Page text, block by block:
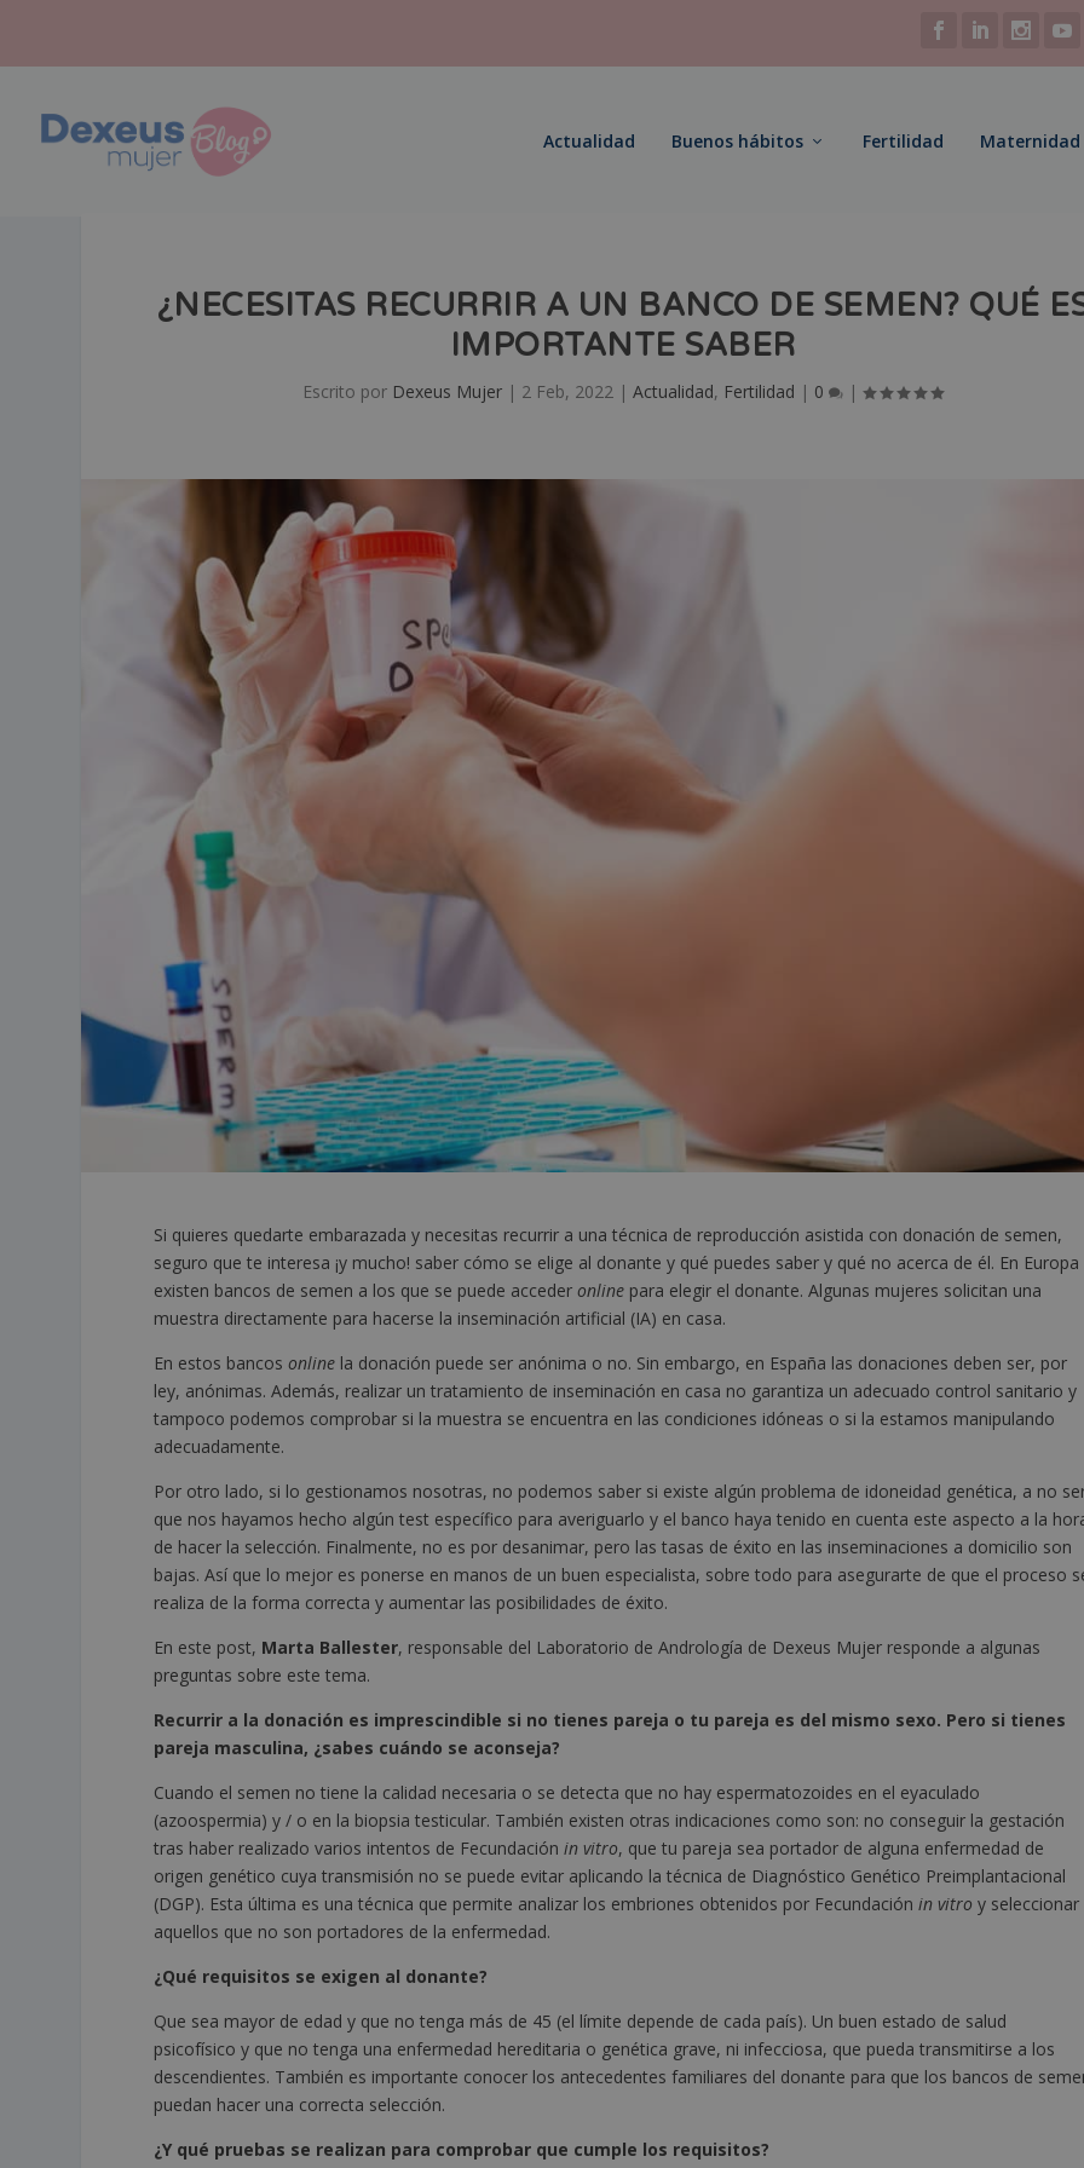
Actualidad Buenos hábitos Fertilidad Maternidad
¿NECESITAS RECURRIR A UN BANCO DE SEMEN? QUÉ
IMPORTANTE SABER
Escrito por Dexeus Mujer | 2 Feb, 2022 |Actualidad, Fertilidad | 0 |
Si quieres quedarte embarazada y necesitas recurrir a una técnica de reproducción asistida con donación de semen,
seguro que te interesa ¡y mucho! saber cómo se elige al donante y qué puedes saber y qué no acerca de él. En Europa
existen bancos de semen a los que se puede accederonline para elegir el donante. Algunas mujeres solicitan una
muestra directamente para hacerse la inseminación artificial (IA) en casa.
En estos bancosonline la donación puede ser anónima o no. Sin embargo, en España las donaciones deben ser, por
ley, anónimas. Además, realizar un tratamiento de inseminación en casa no garantiza un adecuado control sanitario y
tampoco podemos comprobar si la muestra se encuentra en las condiciones idóneas o si la estamos manipulando
adecuadamente.
Por otro lado, si lo gestionamos nosotras, no podemos saber si existe algún problema de idoneidad genética, a no
que nos hayamos hecho algún test específico para averiguarlo y el banco haya tenido en cuenta este aspecto a la
de hacer la selección. Finalmente, no es por desanimar, pero las tasas de éxito en las inseminaciones a domicilio son
bajas. Así que lo mejor es ponerse en manos de un buen especialista, sobre todo para asegurarte de que el proceso
realiza de la forma correcta y aumentar las posibilidades de éxito.
En este post, Marta Ballester, responsable del Laboratorio de Andrología de Dexeus Mujer responde a algunas
preguntas sobre este tema.
Recurrir a la donación es imprescindible si no tienes pareja o tu pareja es del mismo sexo. Pero si tienes
pareja masculina, ¿sabes cuándo se aconseja?
Cuando el semen no tiene la calidad necesaria o se detecta que no hay espermatozoides en el eyaculado
(azoospermia) y / o en la biopsia testicular. También existen otras indicaciones como son: no conseguir la gestación
tras haber realizado varios intentos de Fecundación in vitro, que tu pareja sea portador de alguna enfermedad de
origen genético cuya transmisión no se puede evitar aplicando la técnica de Diagnóstico Genético Preimplantacional
(DGP). Esta última es una técnica que permite analizar los embriones obtenidos por Fecundaciónin vitro y seleccionar
aquellos que no son portadores de la enfermedad.
¿Qué requisitos se exigen al donante?
Que sea mayor de edad y que no tenga más de 45 (el límite depende de cada país). Un buen estado de salud
psicofísico y que no tenga una enfermedad hereditaria o genética grave, ni infecciosa, que pueda transmitirse a los
descendientes. También es importante conocer los antecedentes familiares del donante para que los bancos de
puedan hacer una correcta selección.
¿Y qué pruebas se realizan para comprobar que cumple los requisitos?